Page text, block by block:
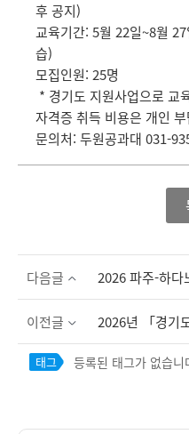
후 공지)
교육기간: 5월 22일~8월
습)
모집인원: 25명
* 경기도 지원사업으로 교
자격증 취득 비용은 개인
문의처: 두원공과대 031-
다음글
이전글
태그 등록된 태그가 없습니